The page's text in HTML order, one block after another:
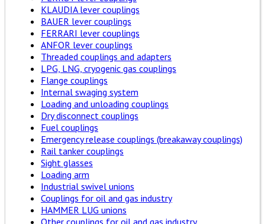
KLAUDIA lever couplings
BAUER lever couplings
FERRARI lever couplings
ANFOR lever couplings
Threaded couplings and adapters
LPG, LNG, cryogenic gas couplings
Flange couplings
Internal swaging system
Loading and unloading couplings
Dry disconnect couplings
Fuel couplings
Emergency release couplings (breakaway couplings)
Rail tanker couplings
Sight glasses
Loading arm
Industrial swivel unions
Couplings for oil and gas industry
HAMMER LUG unions